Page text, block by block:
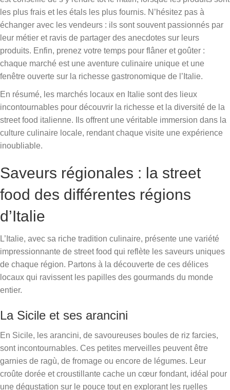
les plus frais et les étals les plus fournis. N’hésitez pas à
échanger avec les vendeurs : ils sont souvent passionnés par
leur métier et ravis de partager des anecdotes sur leurs
produits. Enfin, prenez votre temps pour flâner et goûter :
chaque marché est une aventure culinaire unique et une
fenêtre ouverte sur la richesse gastronomique de l’Italie.
En résumé, les marchés locaux en Italie sont des lieux
incontournables pour découvrir la richesse et la diversité de la
street food italienne. Ils offrent une véritable immersion dans la
culture culinaire locale, rendant chaque visite une expérience
inoubliable.
Saveurs régionales : la street
food des différentes régions
d’Italie
L’Italie, avec sa riche tradition culinaire, présente une variété
impressionnante de street food qui reflète les saveurs uniques
de chaque région. Partons à la découverte de ces délices
locaux qui ravissent les papilles des gourmands du monde
entier.
La Sicile et ses arancini
En Sicile, les arancini, de savoureuses boules de riz farcies,
sont incontournables. Ces petites merveilles peuvent être
garnies de ragù, de fromage ou encore de légumes. Leur
croûte dorée et croustillante cache un cœur fondant, idéal pour
une dégustation sur le pouce tout en explorant les ruelles